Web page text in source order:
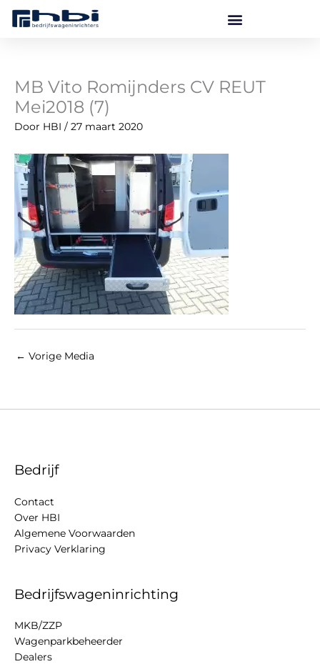
MB Vito Romijnders CV REUT
Mei2018 (7)
Door HBI / 27 maart 2020
← Vorige Media
Bedrijf
Contact
Over HBI
Algemene Voorwaarden
Privacy Verklaring
Bedrijfswageninrichting
MKB/ZZP
Wagenparkbeheerder
Dealers